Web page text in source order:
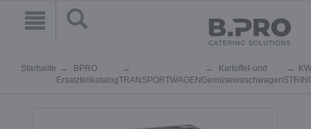
Startseite
BPRO
ErsatzteilkatalogTRANSPORTWAGEN
Kartoffel-und
Gemüsewaschwagen